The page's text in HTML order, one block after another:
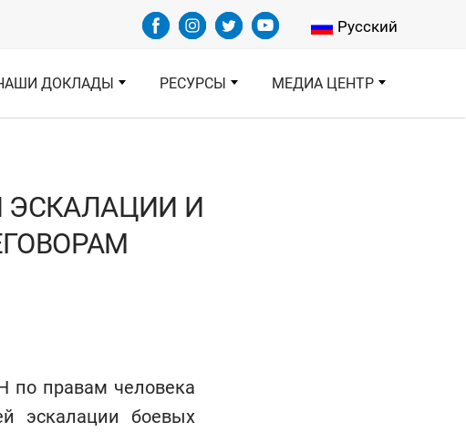
Select your
Русский
ДОКЛАДЫ РЕСУРСЫ МЕДИА ЦЕНТР
ЭСКАЛАЦИИ И
по правам человека
эскалации боевых